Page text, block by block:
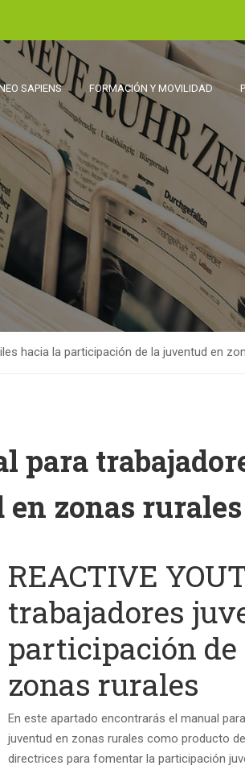
SAPIENS FORMACIÓN Y MOVILIDAD
hacia la participación de la juventud en
para
zonas rurales
REACTIVE
trabajadores
participación
zonas rurales
En este apartado encontrarás el manual
juventud en zonas rurales como producto
directrices para fomentar la participación